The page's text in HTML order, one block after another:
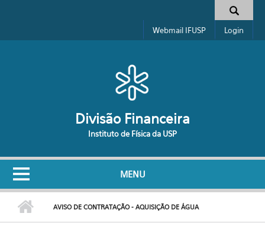
Formulário de busca
Webmail IFUSP Login
Divisão Financeira
Instituto de Física da USP
MENU
AVISO DE CONTRATAÇÃO - AQUISIÇÃO DE ÁGUA